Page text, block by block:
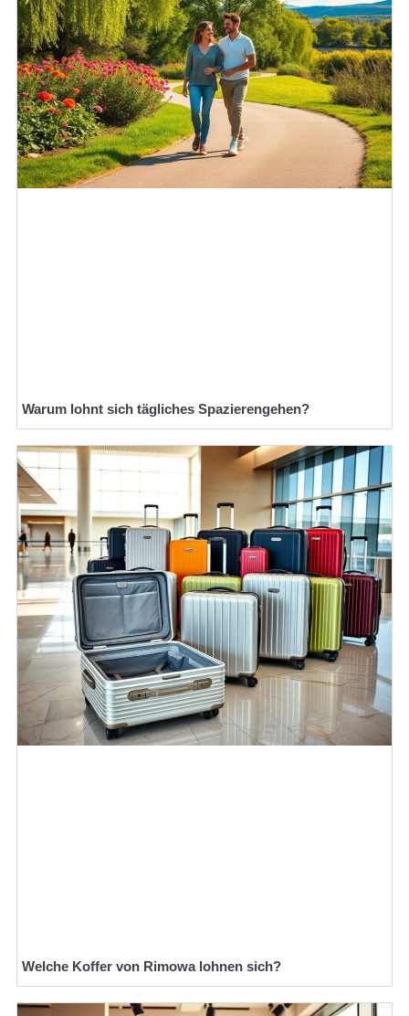
Warum lohnt sich tägliches Spazierengehen?
Welche Koffer von Rimowa lohnen sich?